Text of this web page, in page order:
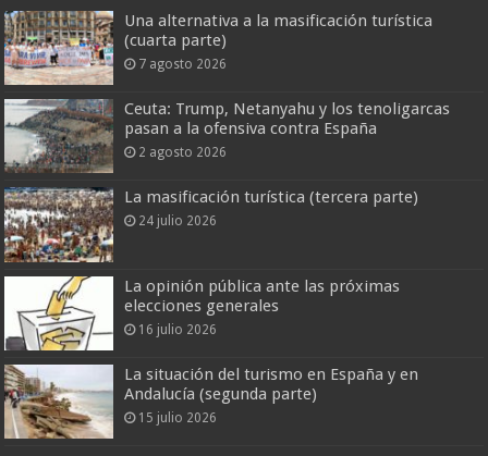
Una alternativa a la masificación turística
(cuarta parte)
7 agosto 2026
Ceuta: Trump, Netanyahu y los tenoligarcas
pasan a la ofensiva contra España
2 agosto 2026
La masificación turística (tercera parte)
24 julio 2026
La opinión pública ante las próximas
elecciones generales
16 julio 2026
La situación del turismo en España y en
Andalucía (segunda parte)
15 julio 2026